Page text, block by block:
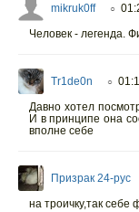
mikruk0ff ○
Человек - легенда.
Tr1de0n ○
Давно хотел
И в принципе она
вполне себе
Призрак 24-рус
на троичку,так себе